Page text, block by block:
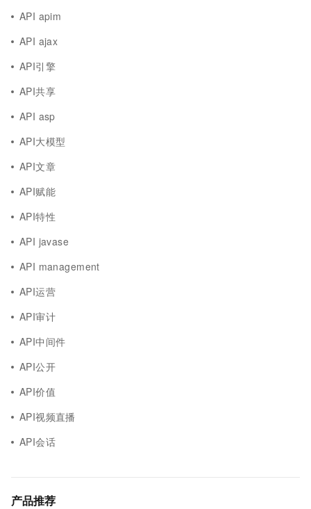
API apim
API ajax
API引擎
API共享
API asp
API大模型
API文章
API赋能
API特性
API javase
API management
API运营
API审计
API中间件
API公开
API价值
API视频直播
API会话
产品推荐